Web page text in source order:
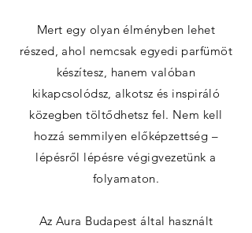
Mert egy olyan élményben lehet
részed, ahol nemcsak egyedi parfümöt
készítesz, hanem valóban
kikapcsolódsz, alkotsz és inspiráló
közegben töltődhetsz fel. Nem kell
hozzá semmilyen előképzettség –
lépésről lépésre végigvezetünk a
folyamaton.
Az Aura Budapest által használt